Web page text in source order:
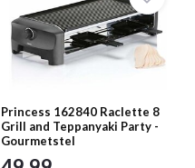
Princess 162840 Raclette 8
Grill and Teppanyaki Party -
Gourmetstel